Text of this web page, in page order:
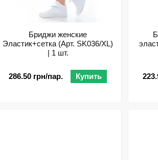
Бриджи женские
Эластик+сетка (Арт. SK036/XL)
| 1 шт.
286.50 грн/пар. Купить